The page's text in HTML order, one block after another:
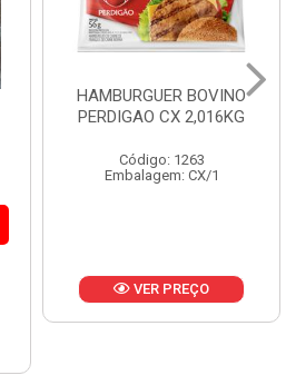
HAMBURGUER BOVINO
PERDIGAO CX 2,016KG
Código: 1263
Embalagem: CX/1
VER PREÇO